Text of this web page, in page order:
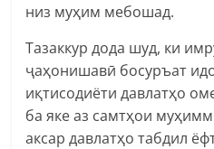
низ муҳим мебошад.
Тазаккур дода шуд, ки
ҷаҳонишавӣ босуръат
иқтисодиёти давлатҳо
ба яке аз самтҳои
аксар давлатҳо табдил